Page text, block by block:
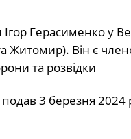
Герасименко у
Він є
та розвідки
подав 3 березня 2024